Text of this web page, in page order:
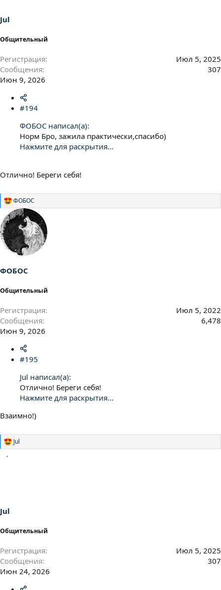
Jul
Общительный
Регистрация
Июл 5, 2025
Сообщения
307
Июн 9, 2026
#194
ФОБОС написал(а):
Норм Бро, зажила практически,спасибо)
Нажмите для раскрытия...
Отлично! Береги себя!
Р
а
к
ц
и
ФОБОС
ФОБОС
Общительный
Регистрация
Июл 5, 2022
Сообщения
6,478
Июн 9, 2026
#195
Jul написал(а):
Отлично! Береги себя!
Нажмите для раскрытия...
Взаимно!)
Р
Jul
Jul
Общительный
Регистрация
Июл 5, 2025
Сообщения
307
Июн 24, 2026